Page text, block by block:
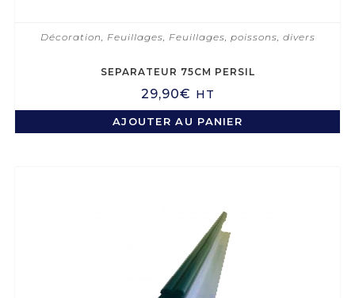
Décoration Feuillages Feuillages, poissons, divers
SEPARATEUR 75CM PERSIL
29,90€ HT
AJOUTER AU PANIER